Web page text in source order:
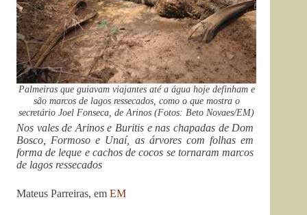
Palmeiras que guiavam viajantes até a água hoje definham e
são marcos de lagos ressecados, como o que mostra o
secretário Joel Fonseca, de Arinos (Fotos: Beto Novaes/EM)
Nos vales de Arinos e Buritis e nas chapadas de Dom
Bosco, Formoso e Unaí, as árvores com folhas em
forma de leque e cachos de cocos se tornaram marcos
de lagos ressecados
Mateus Parreiras, em EM